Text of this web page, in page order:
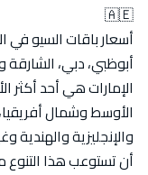
🇦🇪
أسعار باقات السيو في
أبوظبي، دبي،
الإمارات هي أحد
الأوسط وشمال
والإنجليزية والهندية
أن تستوعب هذا التنوع